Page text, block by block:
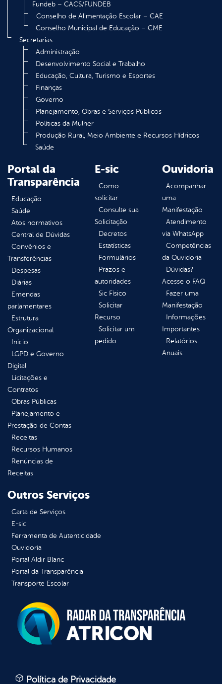
Fundeb – CACS/FUNDEB
Conselho de Alimentação Escolar – CAE
Conselho Municipal de Educação – CME
Secretarias
Administração
Desenvolvimento Social e Trabalho
Educação, Cultura, Turismo e Esportes
Finanças
Governo
Planejamento, Obras e Serviços Públicos
Políticas da Mulher
Produção Rural, Meio Ambiente e Recursos Hídricos
Saúde
Portal da
Transparência
Educação
Saúde
Atos normativos
Central de Dúvidas
Convênios e
Transferências
Despesas
Diárias
Emendas
parlamentares
Estrutura
Organizacional
Inicio
LGPD e Governo
Digital
Licitações e
Contratos
Obras Públicas
Planejamento e
Prestação de Contas
Receitas
Recursos Humanos
Renúncias de
Receitas
E-sic
Como
solicitar
Consulte sua
Solicitação
Decretos
Estatísticas
Formulários
Prazos e
autoridades
Sic Físico
Solicitar
Recurso
Solicitar um
pedido
Ouvidoria
Acompanhar
uma
Manifestação
Atendimento
via WhatsApp
Competências
da Ouvidoria
Dúvidas?
Acesse o FAQ
Fazer uma
Manifestação
Informações
Importantes
Relatórios
Anuais
Outros Serviços
Carta de Serviços
E-sic
Ferramenta de Autenticidade
Ouvidoria
Portal Aldir Blanc
Portal da Transparência
Transporte Escolar
Política de Privacidade